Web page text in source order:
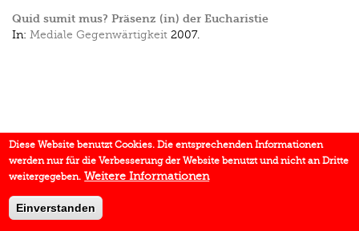
Quid sumit mus? Präsenz (in) der Eucharistie
In: Mediale Gegenwärtigkeit 2007.
Diese Website benutzt Cookies. Die entsprechenden Informationen
werden nur für die Verbesserung der Website benutzt und nicht an Dritte
weitergegeben. Weitere Informationen
Einverstanden